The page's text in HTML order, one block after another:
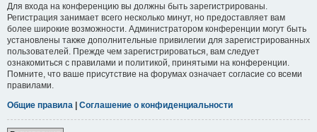
Для входа на конференцию вы должны быть зарегистрированы.
Регистрация занимает всего несколько минут, но предоставляет вам
более широкие возможности. Администратором конференции могут быть
установлены также дополнительные привилегии для зарегистрированных
пользователей. Прежде чем зарегистрироваться, вам следует
ознакомиться с правилами и политикой, принятыми на конференции.
Помните, что ваше присутствие на форумах означает согласие со всеми
правилами.
Общие правила | Соглашение о конфиденциальности